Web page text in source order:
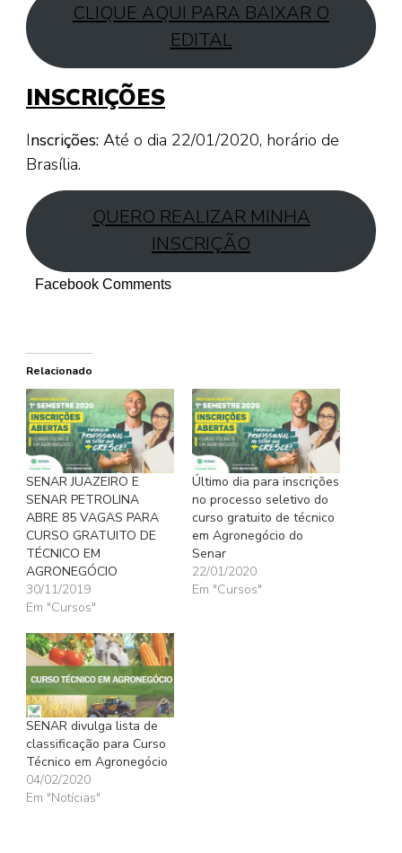
CLIQUE AQUI PARA BAIXAR O
EDITAL
INSCRIÇÕES
Inscrições: Até o dia 22/01/2020, horário de
Brasília.
QUERO REALIZAR MINHA
INSCRIÇÃO
Facebook Comments
Relacionado
SENAR JUAZEIRO E
SENAR PETROLINA
ABRE 85 VAGAS PARA
CURSO GRATUITO DE
TÉCNICO EM
AGRONEGÓCIO
30/11/2019
Em "Cursos"
Último dia para inscrições
no processo seletivo do
curso gratuito de técnico
em Agronegócio do
Senar
22/01/2020
Em "Cursos"
SENAR divulga lista de
classificação para Curso
Técnico em Agronegócio
04/02/2020
Em "Notícias"